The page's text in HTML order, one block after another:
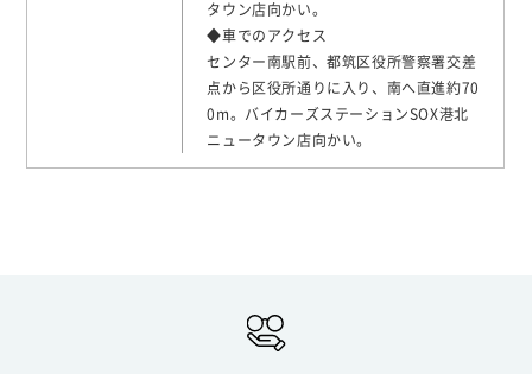
タウン店向かい。
◆車でのアクセス
センター南駅前、都筑区役所警察署交差
点から区役所通りに入り、南へ直進約70
0m。バイカーズステーションSOX港北
ニュータウン店向かい。